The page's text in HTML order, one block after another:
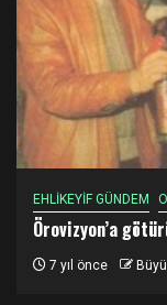
EHLİKEYİF GÜNDEM
Örovizyon’a
7 yıl önce